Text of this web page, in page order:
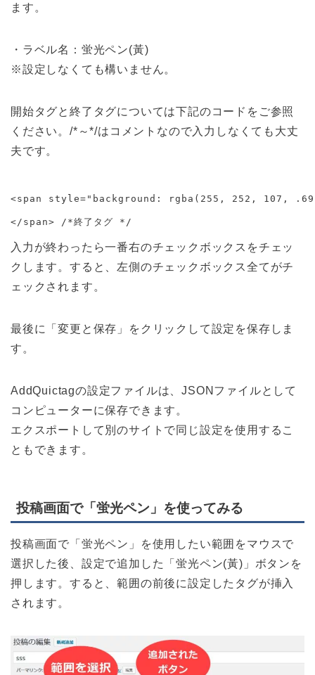
ます。
・ラベル名：蛍光ペン(黃)
※設定しなくても構いません。
開始タグと終了タグについては下記のコードをご参照
ください。/*～*/はコメントなので入力しなくても大丈
夫です。
<span style="background: rgba(255, 252, 107,
</span> /*終了タグ */
入力が終わったら一番右のチェックボックスをチェッ
クします。すると、左側のチェックボックス全てがチ
ェックされます。
最後に「変更と保存」をクリックして設定を保存しま
す。
AddQuictagの設定ファイルは、JSONファイルとして
コンピューターに保存できます。
エクスポートして別のサイトで同じ設定を使用するこ
ともできます。
投稿画面で「蛍光ペン」を使ってみる
投稿画面で「蛍光ペン」を使用したい範囲をマウスで
選択した後、設定で追加した「蛍光ペン(黃)」ボタンを
押します。すると、範囲の前後に設定したタグが挿入
されます。